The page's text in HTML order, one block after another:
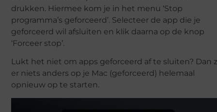
drukken. Hiermee kom je in het menu ‘Stop
programma’s geforceerd’. Selecteer de app die je
geforceerd wil afsluiten en klik daarna op de knop
‘Forceer stop’.
Lukt het niet om apps geforceerd af te sluiten? Dan
er niets anders op je Mac (geforceerd) helemaal
opnieuw op te starten.